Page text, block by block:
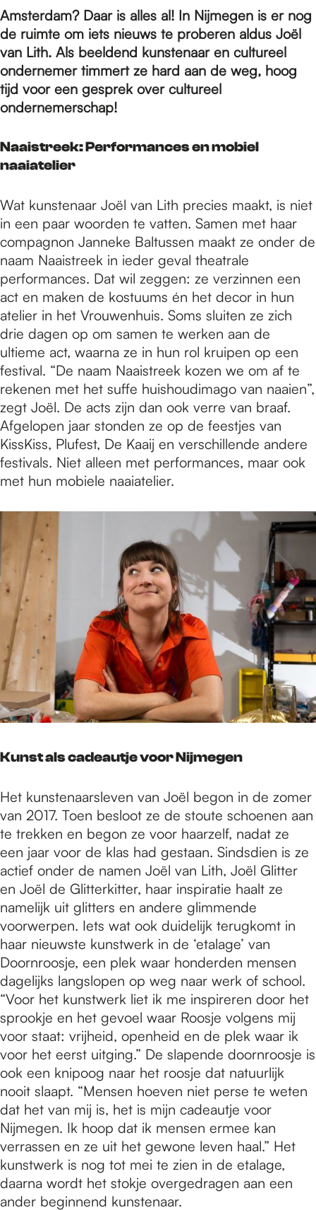
e
p
g
e
Amsterdam? Daar is alles al! In Nijmegen is er nog
de ruimte om iets nieuws te proberen aldus Joël
van Lith. Als beeldend kunstenaar en cultureel
ondernemer timmert ze hard aan de weg, hoog
tijd voor een gesprek over cultureel
ondernemerschap!
Naaistreek: Performances en mobiel
naaiatelier
Wat kunstenaar Joël van Lith precies maakt, is niet
in een paar woorden te vatten. Samen met haar
compagnon Janneke Baltussen maakt ze onder de
naam Naaistreek in ieder geval theatrale
performances. Dat wil zeggen: ze verzinnen een
act en maken de kostuums én het decor in hun
atelier in het Vrouwenhuis. Soms sluiten ze zich
drie dagen op om samen te werken aan de
ultieme act, waarna ze in hun rol kruipen op een
festival. “De naam Naaistreek kozen we om af te
rekenen met het suffe huishoudimago van naaien”,
zegt Joël. De acts zijn dan ook verre van braaf.
Afgelopen jaar stonden ze op de feestjes van
KissKiss, Plufest, De Kaaij en verschillende andere
festivals. Niet alleen met performances, maar ook
met hun mobiele naaiatelier.
Kunst als cadeautje voor Nijmegen
Het kunstenaarsleven van Joël begon in de zomer
van 2017. Toen besloot ze de stoute schoenen aan
te trekken en begon ze voor haarzelf, nadat ze
een jaar voor de klas had gestaan. Sindsdien is ze
actief onder de namen Joël van Lith, Joël Glitter
en Joël de Glitterkitter, haar inspiratie haalt ze
namelijk uit glitters en andere glimmende
voorwerpen. Iets wat ook duidelijk terugkomt in
haar nieuwste kunstwerk in de ‘etalage’ van
Doornroosje, een plek waar honderden mensen
dagelijks langslopen op weg naar werk of school.
“Voor het kunstwerk liet ik me inspireren door het
sprookje en het gevoel waar Roosje volgens mij
voor staat: vrijheid, openheid en de plek waar ik
voor het eerst uitging.” De slapende doornroosje is
ook een knipoog naar het roosje dat natuurlijk
nooit slaapt. “Mensen hoeven niet perse te weten
dat het van mij is, het is mijn cadeautje voor
Nijmegen. Ik hoop dat ik mensen ermee kan
verrassen en ze uit het gewone leven haal.” Het
kunstwerk is nog tot mei te zien in de etalage,
daarna wordt het stokje overgedragen aan een
ander beginnend kunstenaar.